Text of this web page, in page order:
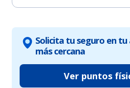
Solicita tu seguro en tu
más cercana
Ver puntos